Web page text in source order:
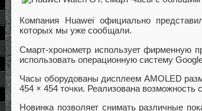
Компания Huawei официально
которых мы уже сообщали.
Смарт-хронометр использует фирменную
использовать операционную систему
Часы оборудованы дисплеем AMOLED
454 × 454 точки. Реализована возможность
Новинка позволяет снимать различные